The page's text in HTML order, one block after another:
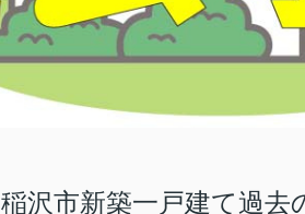
稲沢市新築一戸建て過去